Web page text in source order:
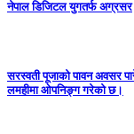
नेपाल डिजिटल युगतर्फ अग्रसर
सरस्वती पूजाको पावन अवसर
लमहीमा ओपनिङ्ग गरेको छ।